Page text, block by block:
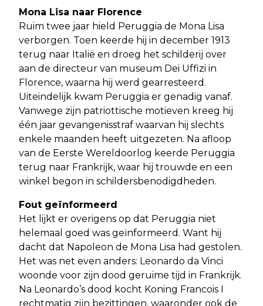
Mona Lisa naar Florence
Ruim twee jaar hield Peruggia de Mona Lisa
verborgen. Toen keerde hij in december 1913
terug naar Italië en droeg het schilderij over
aan de directeur van museum Dei Uffizi in
Florence, waarna hij werd gearresteerd.
Uiteindelijk kwam Peruggia er genadig vanaf.
Vanwege zijn patriottische motieven kreeg hij
één jaar gevangenisstraf waarvan hij slechts
enkele maanden heeft uitgezeten. Na afloop
van de Eerste Wereldoorlog keerde Peruggia
terug naar Frankrijk, waar hij trouwde en een
winkel begon in schildersbenodigdheden.
Fout geïnformeerd
Het lijkt er overigens op dat Peruggia niet
helemaal goed was geïnformeerd. Want hij
dacht dat Napoleon de Mona Lisa had gestolen.
Het was net even anders: Leonardo da Vinci
woonde voor zijn dood geruime tijd in Frankrijk.
Na Leonardo’s dood kocht Koning Francois I
rechtmatig zijn bezittingen, waaronder ook de